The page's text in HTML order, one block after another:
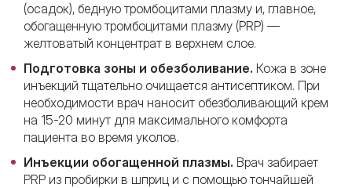
(осадок), бедную тромбоцитами плазму и, главное,
обогащенную тромбоцитами плазму (PRP) —
желтоватый концентрат в верхнем слое.
Подготовка зоны и обезболивание. Кожа в зоне
инъекций тщательно очищается антисептиком. При
необходимости врач наносит обезболивающий крем
на 15-20 минут для максимального комфорта
пациента во время уколов.
Инъекции обогащенной плазмы. Врач забирает
PRP из пробирки в шприц и с помощью тончайшей